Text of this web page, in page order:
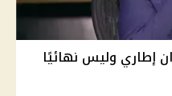
إطاري وليس نهائيًا